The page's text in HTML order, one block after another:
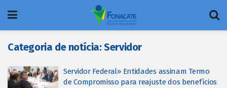
Categoria de notícia:Servidor
Servidor Federal» Entidades assinam Termo
de Compromisso para reajuste dos benefícios